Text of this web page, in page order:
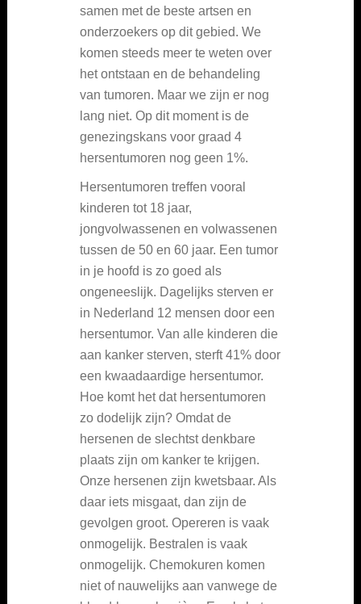
samen met de beste artsen en
onderzoekers op dit gebied. We
komen steeds meer te weten over
het ontstaan en de behandeling
van tumoren. Maar we zijn er nog
lang niet. Op dit moment is de
genezingskans voor graad 4
hersentumoren nog geen 1%.
Hersentumoren treffen vooral
kinderen tot 18 jaar,
jongvolwassenen en volwassenen
tussen de 50 en 60 jaar. Een tumor
in je hoofd is zo goed als
ongeneeslijk. Dagelijks sterven er
in Nederland 12 mensen door een
hersentumor. Van alle kinderen die
aan kanker sterven, sterft 41% door
een kwaadaardige hersentumor.
Hoe komt het dat hersentumoren
zo dodelijk zijn? Omdat de
hersenen de slechtst denkbare
plaats zijn om kanker te krijgen.
Onze hersenen zijn kwetsbaar. Als
daar iets misgaat, dan zijn de
gevolgen groot. Opereren is vaak
onmogelijk. Bestralen is vaak
onmogelijk. Chemokuren komen
niet of nauwelijks aan vanwege de